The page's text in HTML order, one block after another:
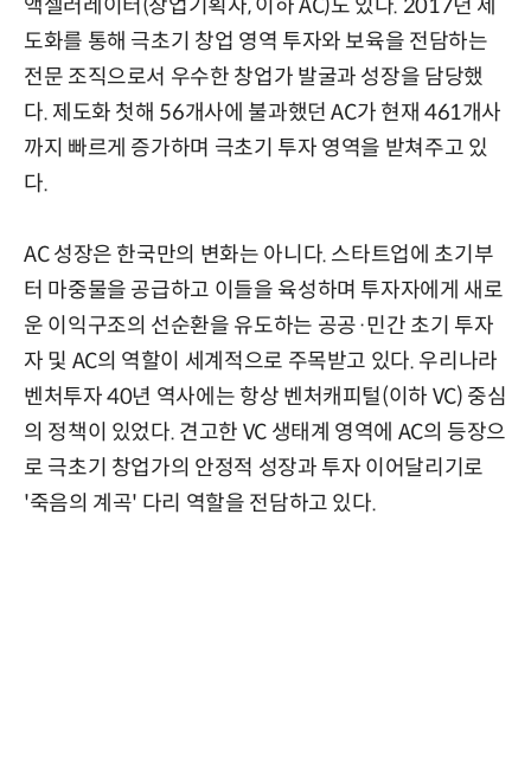
액셀러레이터(창업기획자, 이하 AC)도 있다. 2017년 제
도화를 통해 극초기 창업 영역 투자와 보육을 전담하는
전문 조직으로서 우수한 창업가 발굴과 성장을 담당했
다. 제도화 첫해 56개사에 불과했던 AC가 현재 461개사
까지 빠르게 증가하며 극초기 투자 영역을 받쳐주고 있
다.
AC 성장은 한국만의 변화는 아니다. 스타트업에 초기부
터 마중물을 공급하고 이들을 육성하며 투자자에게 새로
운 이익구조의 선순환을 유도하는 공공·민간 초기 투자
자 및 AC의 역할이 세계적으로 주목받고 있다. 우리나라
벤처투자 40년 역사에는 항상 벤처캐피털(이하 VC) 중심
의 정책이 있었다. 견고한 VC 생태계 영역에 AC의 등장으
로 극초기 창업가의 안정적 성장과 투자 이어달리기로
'죽음의 계곡' 다리 역할을 전담하고 있다.